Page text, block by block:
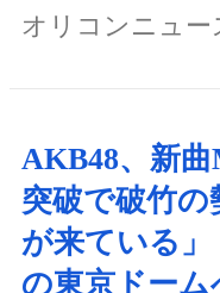
オリコンニュー
AKB48、新
突破で破竹
が来ている
の東京ドー